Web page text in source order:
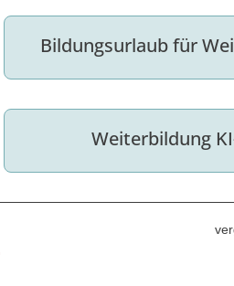
Bildungsurlaub für
Weiterbildung